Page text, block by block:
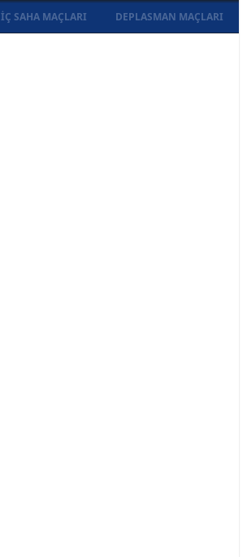
İÇ SAHA MAÇLARI DEPLASMAN MAÇLARI